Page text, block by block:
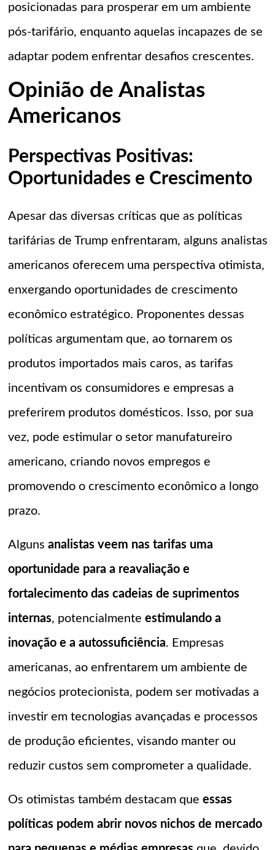
posicionadas para prosperar em um ambiente
pós-tarifário, enquanto aquelas incapazes de se
adaptar podem enfrentar desafios crescentes.
Opinião de Analistas
Americanos
Perspectivas Positivas:
Oportunidades e Crescimento
Apesar das diversas críticas que as políticas
tarifárias de Trump enfrentaram, alguns analistas
americanos oferecem uma perspectiva otimista,
enxergando oportunidades de crescimento
econômico estratégico. Proponentes dessas
políticas argumentam que, ao tornarem os
produtos importados mais caros, as tarifas
incentivam os consumidores e empresas a
preferirem produtos domésticos. Isso, por sua
vez, pode estimular o setor manufatureiro
americano, criando novos empregos e
promovendo o crescimento econômico a longo
prazo.
Alguns analistas veem nas tarifas uma
oportunidade para a reavaliação e
fortalecimento das cadeias de suprimentos
internas, potencialmente estimulando a
inovação e a autossuficiência. Empresas
americanas, ao enfrentarem um ambiente de
negócios protecionista, podem ser motivadas a
investir em tecnologias avançadas e processos
de produção eficientes, visando manter ou
reduzir custos sem comprometer a qualidade.
Os otimistas também destacam que essas
políticas podem abrir novos nichos de mercado